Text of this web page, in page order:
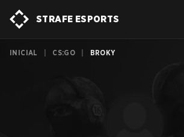
STRAFE ESPORTS
INICIAL CS:GO BROKY